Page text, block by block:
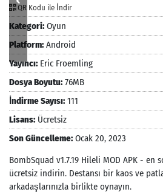
QR Kodu ile İndir
Kategori: Oyun
Platform: Android
Yayıncı: Eric Froemling
Dosya Boyutu: 76MB
İndirme Sayısı: 111
Lisans: Ücretsiz
Son Güncelleme: Ocak 20, 2023
BombSquad v1.7.19 Hileli MOD APK -
ücretsiz indirin. Destansı bir kaos ve
arkadaşlarınızla birlikte oynayın.